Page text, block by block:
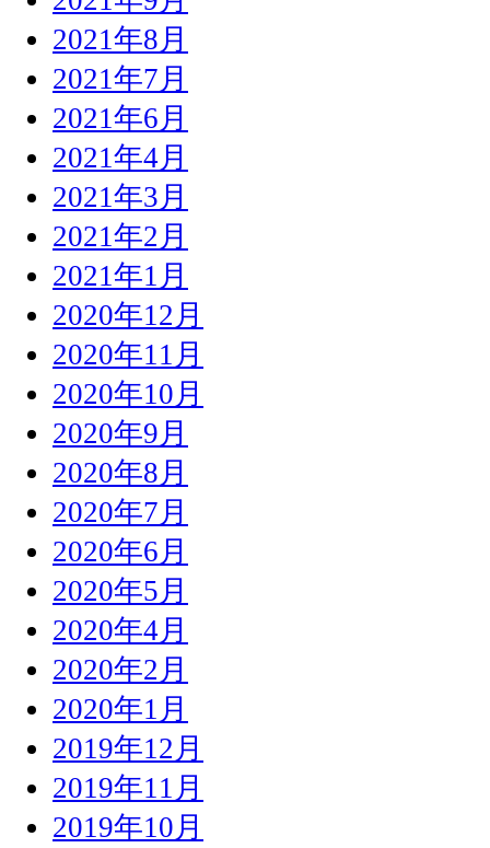
2021年8月
2021年7月
2021年6月
2021年4月
2021年3月
2021年2月
2021年1月
2020年12月
2020年11月
2020年10月
2020年9月
2020年8月
2020年7月
2020年6月
2020年5月
2020年4月
2020年2月
2020年1月
2019年12月
2019年11月
2019年10月